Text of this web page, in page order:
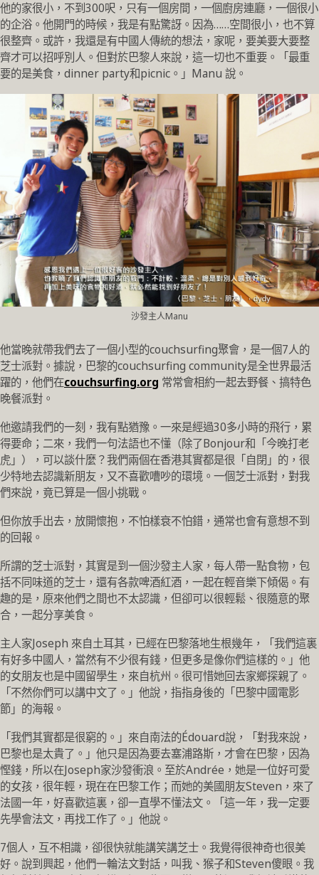
他的家很小，不到300呎，只有一個房間，一個廚房連廳，一個很小
的企浴。他開門的時候，我是有點驚訝。因為……空間很小，也不算
很整齊。或許，我還是有中國人傳統的想法，家呢，要美要大要整
齊才可以招呼別人。但對於巴黎人來說，這一切也不重要。「最重
要的是美食，dinner party和picnic。」Manu 說。
沙發主人Manu
他當晚就帶我們去了一個小型的couchsurfing聚會，是一個7人的
芝士派對。據說，巴黎的couchsurfing community是全世界最活
躍的，他們在couchsurfing.org 常常會相約一起去野餐、搞特色
晚餐派對。
他邀請我們的一刻，我有點猶豫。一來是經過30多小時的飛行，累
得要命；二來，我們一句法語也不懂（除了Bonjour和「今晚打老
虎」），可以談什麼？我們兩個在香港其實都是很「自閉」的，很
少特地去認識新朋友，又不喜歡嘈吵的環境。一個芝士派對，對我
們來說，竟已算是一個小挑戰。
但你放手出去，放開懷抱，不怕樣衰不怕錯，通常也會有意想不到
的回報。
所謂的芝士派對，其實是到一個沙發主人家，每人帶一點食物，包
括不同味道的芝士，還有各款啤酒紅酒，一起在輕音樂下傾偈。有
趣的是，原來他們之間也不太認識，但卻可以很輕鬆、很隨意的聚
合，一起分享美食。
主人家Joseph 來自土耳其，已經在巴黎落地生根幾年，「我們這裏
有好多中國人，當然有不少很有錢，但更多是像你們這樣的。」他
的女朋友也是中國留學生，來自杭州。很可惜她回去家鄉探親了。
「不然你們可以講中文了。」他說，指指身後的「巴黎中國電影
節」的海報。
「我們其實都是很窮的。」來自南法的Édouard說，「對我來說，
巴黎也是太貴了。」他只是因為要去塞浦路斯，才會在巴黎，因為
慳錢，所以在Joseph家沙發衝浪。至於Andrée，她是一位好可愛
的女孩，很年輕，現在在巴黎工作；而她的美國朋友Steven，來了
法國一年，好喜歡這裏，卻一直學不懂法文。「這一年，我一定要
先學會法文，再找工作了。」他說。
7個人，互不相識，卻很快就能講笑講芝士。我覺得很神奇也很美
好。說到興起，他們一輪法文對話，叫我、猴子和Steven傻眼。我